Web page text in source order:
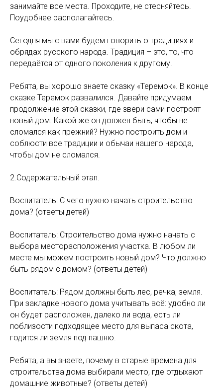
занимайте все места. Проходите, не стесняйтесь.
Поудобнее располагайтесь.
Сегодня мы с вами будем говорить о традициях и
обрядах русского народа. Традиция – это, то, что
передаётся от одного поколения к другому.
Ребята, вы хорошо знаете сказку «Теремок». В конце
сказке Теремок развалился. Давайте придумаем
продолжение этой сказки, где звери сами построят
новый дом. Какой же он должен быть, чтобы не
сломался как прежний? Нужно построить дом и
соблюсти все традиции и обычаи нашего народа,
чтобы дом не сломался.
2.Содержательный этап.
Воспитатель: С чего нужно начать строительство
дома? (ответы детей)
Воспитатель: Строительство дома нужно начать с
выбора месторасположения участка. В любом ли
месте мы можем построить новый дом? Что должно
быть рядом с домом? (ответы детей)
Воспитатель: Рядом должны быть лес, речка, земля.
При закладке нового дома учитывать всё: удобно ли
он будет расположен, далеко ли вода, есть ли
поблизости подходящее место для выпаса скота,
годится ли земля под пашню.
Ребята, а вы знаете, почему в старые времена для
строительства дома выбирали место, где отдыхают
домашние животные? (ответы детей)